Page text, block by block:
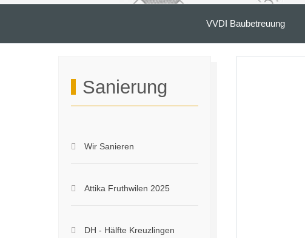
VVDI Baubetreuung
Sanierung
Wir Sanieren
Attika Fruthwilen 2025
DH - Hälfte Kreuzlingen